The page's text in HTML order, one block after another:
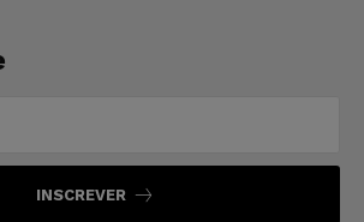
INSCREVER